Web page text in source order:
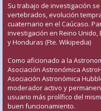
Su trabajo de investigación
vertebrados, evolución
cuaternario en el Caúcaso.
investigación en Reino Unido,
y Honduras (Fte. Wikipedia)
Como aficionado a la
Asociación Astronómica
Asociación Astronómica
moderador activo y
usuario más prolífico del
buen funcionamiento.